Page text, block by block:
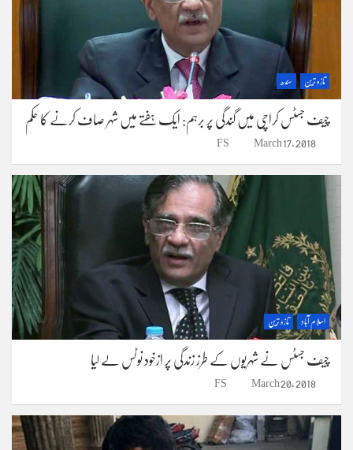
تازہ ترین سندھ
چیف جسٹس کراچی میں گندگی پر برہم: ایک ہفتے میں شہر صاف کرنے کا حکم
March 17, 2018
FS
اسلام آباد تازہ ترین
چیف جسٹس نے شہریوں کے طرز زندگی پر ازخود نوٹس لے لیا
March 20, 2018
FS